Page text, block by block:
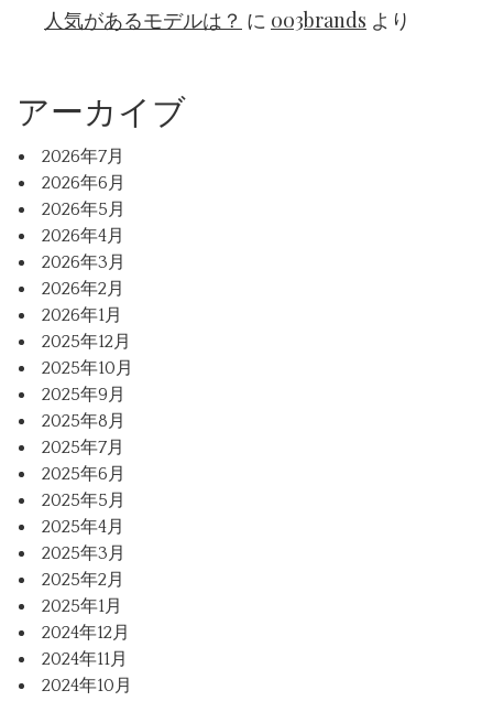
人気があるモデルは？ に 003brands より
アーカイブ
2026年7月
2026年6月
2026年5月
2026年4月
2026年3月
2026年2月
2026年1月
2025年12月
2025年10月
2025年9月
2025年8月
2025年7月
2025年6月
2025年5月
2025年4月
2025年3月
2025年2月
2025年1月
2024年12月
2024年11月
2024年10月